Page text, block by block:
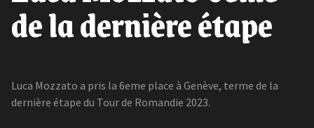
de la dernière étape
Luca Mozzato a pris la 6eme place à Genève, terme de la
dernière étape du Tour de Romandie 2023.